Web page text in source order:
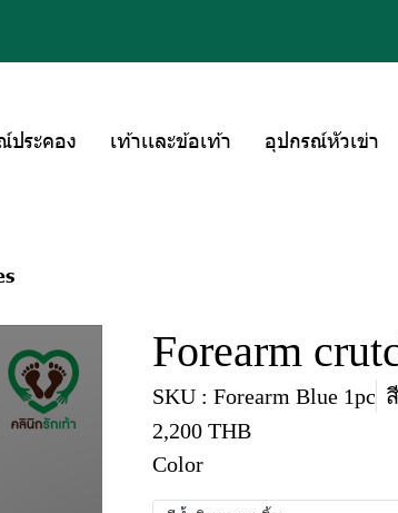
ประคอง เท้าเเละข้อเท้า อุปกรณ์หัวเข่า
Forearm
SKU : Forearm Blue 1pc
2,200 THB
Color